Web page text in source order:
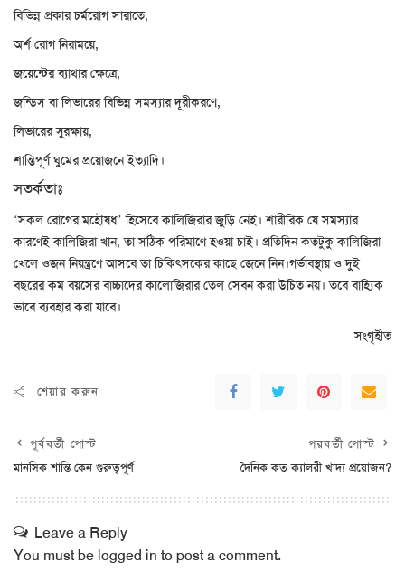
বিভিন্ন প্রকার চর্মরোগ সারাতে,
অর্শ রোগ নিরাময়ে,
জয়েন্টের ব্যাথার ক্ষেত্রে,
জন্ডিস বা লিভারের বিভিন্ন সমস্যার দূরীকরণে,
লিভারের সুরক্ষায়,
শান্তিপূর্ণ ঘুমের প্রয়োজনে ইত্যাদি।
সতর্কতাঃ
‘সকল রোগের মহৌষধ’ হিসেবে কালিজিরার জুড়ি নেই। শারীরিক যে সমস্যার
কারণেই কালিজিরা খান, তা সঠিক পরিমাণে হওয়া চাই। প্রতিদিন কতটুকু কালিজিরা
খেলে ওজন নিয়ন্ত্রণে আসবে তা চিকিৎসকের কাছে জেনে নিন।গর্ভাবস্থায় ও দুই
বছরের কম বয়সের বাচ্চাদের কালোজিরার তেল সেবন করা উচিত নয়। তবে বাহ্যিক
ভাবে ব্যবহার করা যাবে।
সংগৃহীত
শেয়ার করুন
পূর্ববর্তী পোস্ট
মানসিক শান্তি কেন গুরুত্বপূর্ণ
পরবর্তী পোস্ট
দৈনিক কত ক্যালরী খাদ্য প্রয়োজন?
Leave a Reply
You must be logged in to post a comment.